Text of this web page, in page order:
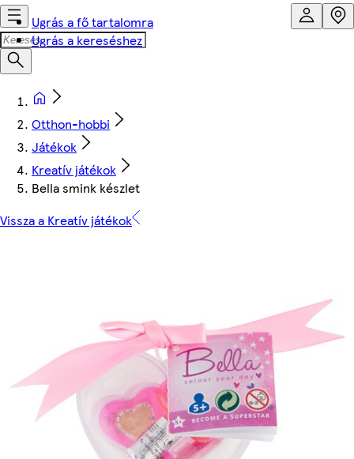
Ugrás a fő tartalomra
Ugrás a kereséshez
Otthon-hobbi
Játékok
Kreatív játékok
Bella smink készlet
Vissza a Kreatív játékok